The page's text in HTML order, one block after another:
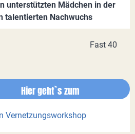
unterstützten Mädchen in der
talentierten Nachwuchs
Hier geht`s zum
Vernetzungsworkshop
Fast 40